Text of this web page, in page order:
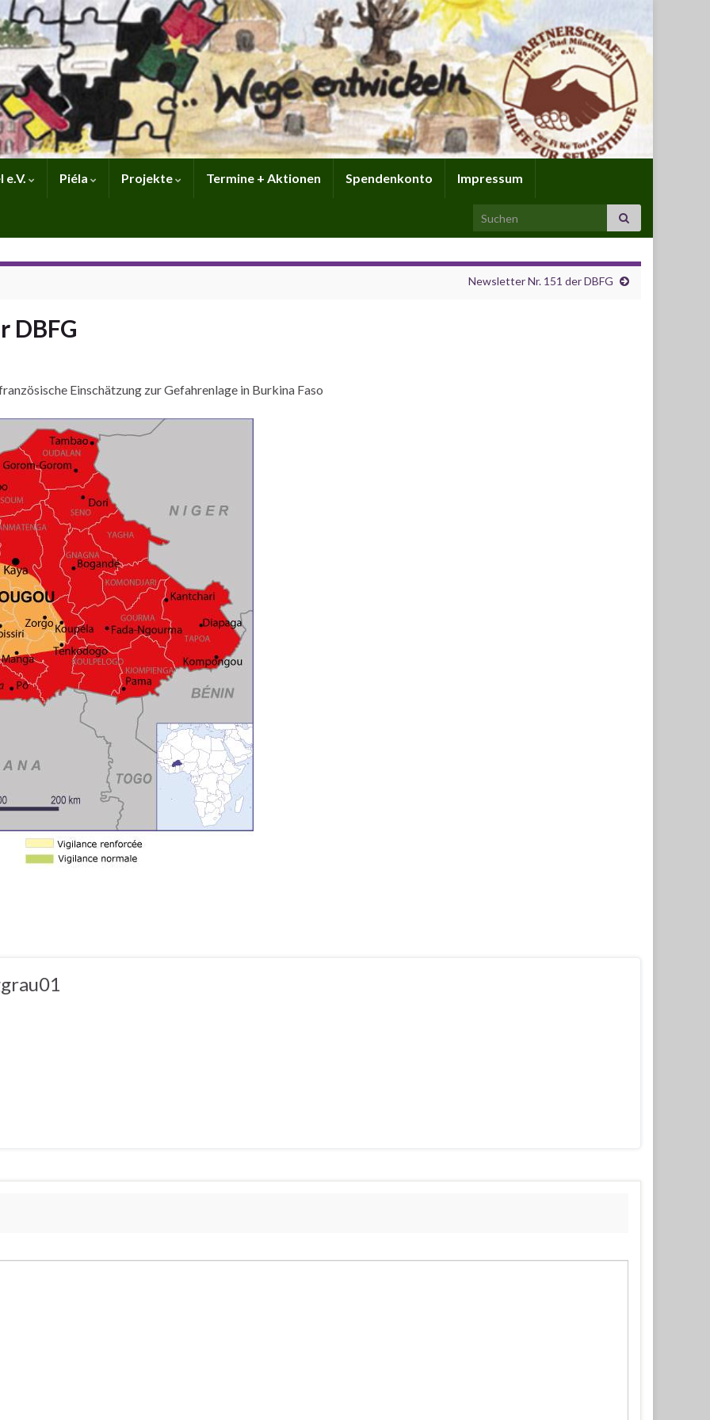
Piéla Projekte Termine + Aktionen Spendenkonto Impressum
Search for:
Newsletter Nr. 151 der DBFG
DBFG
Einschätzung zur Gefahrenlage in Burkina Faso